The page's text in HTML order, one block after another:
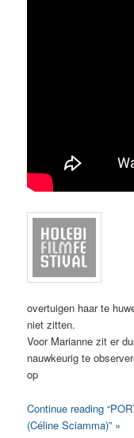
overtuigen haar te
niet zitten.
Voor Marianne zit er
nauwkeurig te
op
Continue reading
(Céline Sciamma)” »